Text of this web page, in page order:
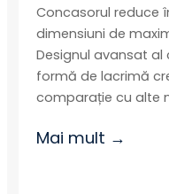
Concasorul reduce
dimensiuni de
Designul avansat
formă de lacrimă
comparație cu alte
Mai mult →